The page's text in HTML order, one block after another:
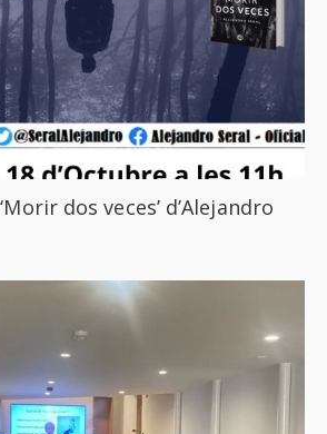
dos veces’ d’Alejandro